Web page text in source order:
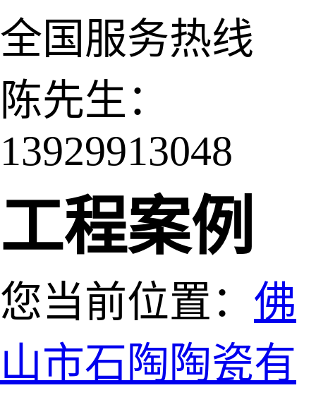
全国服务热线
陈先生：
13929913048
工程案例
您当前位置： 佛
山市石陶陶瓷有